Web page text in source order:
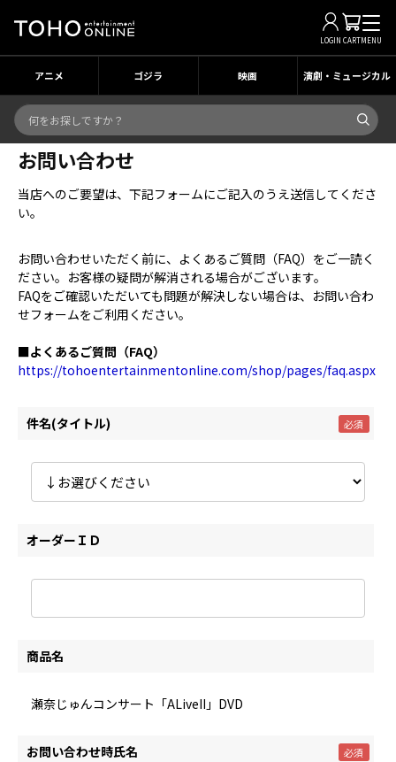
LOGIN CARTMENU
アニメ ゴジラ 映画 演劇・ミュージカル
お問い合わせ
当店へのご要望は、下記フォームにご記入のうえ送信してくださ
い。
お問い合わせいただく前に、よくあるご質問（FAQ）をご一読く
ださい。お客様の疑問が解消される場合がございます。
FAQをご確認いただいても問題が解決しない場合は、お問い合わ
せフォームをご利用ください。
■よくあるご質問（FAQ）
https://tohoentertainmentonline.com/shop/pages/faq.aspx
件名(タイトル)
オーダーＩＤ
商品名
瀬奈じゅんコンサート「ALiveII」DVD
お問い合わせ時氏名